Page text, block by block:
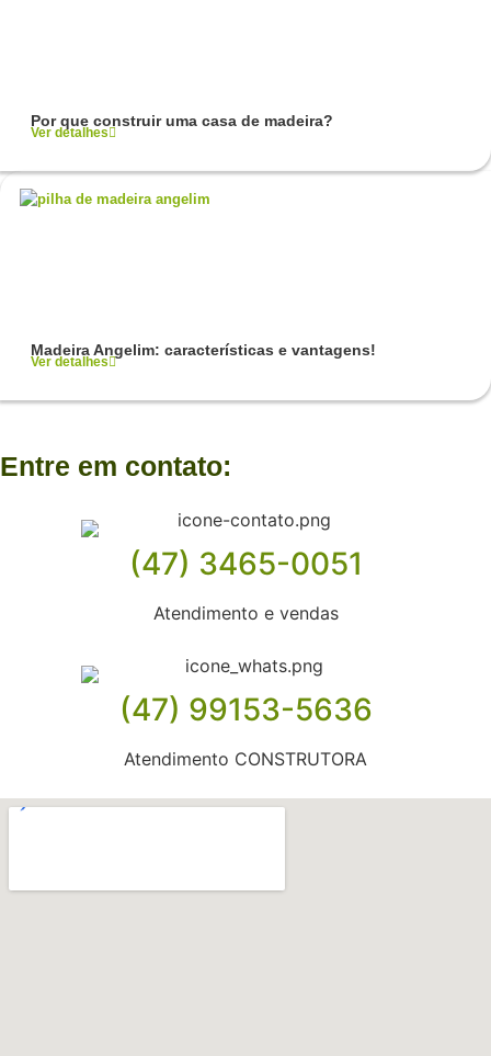
Por que construir uma casa de madeira?
Ver detalhes
Madeira Angelim: características e vantagens!
Ver detalhes
Entre em contato:
(47) 3465-0051
Atendimento e vendas
(47) 99153-5636
Atendimento CONSTRUTORA